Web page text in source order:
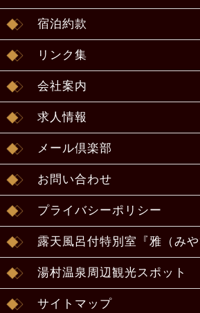
宿泊約款
リンク集
会社案内
求人情報
メール倶楽部
お問い合わせ
プライバシーポリシー
露天風呂付特別室『雅（みや
湯村温泉周辺観光スポット
サイトマップ